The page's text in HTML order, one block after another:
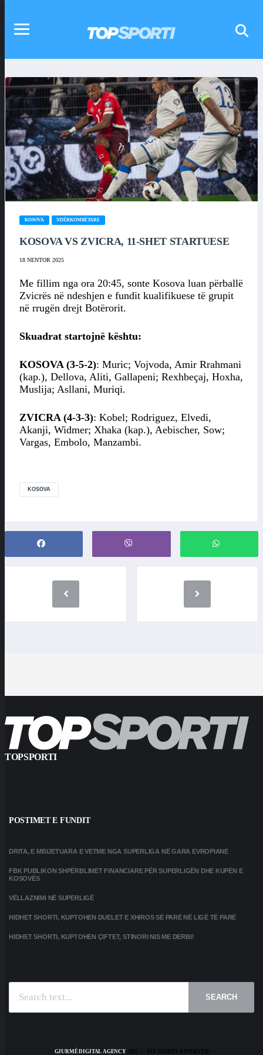
KOSOVA NDËRKOMBËTARE
KOSOVA VS ZVICRA, 11-SHET STARTUESE
18 NENTOR 2025
Me fillim nga ora 20:45, sonte Kosova luan përballë
Zvicrës në ndeshjen e fundit kualifikuese të grupit
në rrugën drejt Botërorit.
Skuadrat startojnë kështu:
KOSOVA (3-5-2): Muric; Vojvoda, Amir Rrahmani
(kap.), Dellova, Aliti, Gallapeni; Rexhbeçaj, Hoxha,
Muslija; Asllani, Muriqi.
ZVICRA (4-3-3): Kobel; Rodriguez, Elvedi,
Akanji, Widmer; Xhaka (kap.), Aebischer, Sow;
Vargas, Embolo, Manzambi.
KOSOVA
TOPSPORTI
POSTIMET E FUNDIT
DRITA, E MBIJETUARA E VETME NGA SUPERLIGA NË GARA EVROPIANE
FBK PUBLIKON SHPËRBLIMET FINANCIARE PËR SUPERLIGËN DHE KUPËN E
KOSOVËS
VËLLAZNIMI NË SUPERLIGË
HIDHET SHORTI, KUPTOHEN DUELET E XHIROS SË PARË NË LIGË TË PARË
HIDHET SHORTI, KUPTOHEN ÇIFTET, STINORI NIS ME DERBI!
SEARCH
GJURMË DIGITAL AGENCY2025 | ALL RIGHTS RESERVED